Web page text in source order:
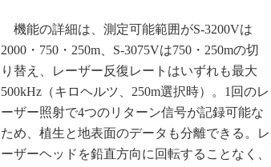
機能の詳細は、測定可能範囲がS-3200Vは
2000・750・250m、S-3075Vは750・250mの切
り替え、レーザー反復レートはいずれも最大
500kHz（キロヘルツ、250m選択時）。1回のレ
ーザー照射で4つのリターン信号が記録可能な
ため、植生と地表面のデータも分離できる。レ
ーザーヘッドを鉛直方向に回転することなく、